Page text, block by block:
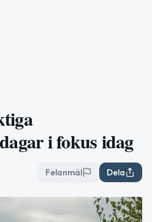
i fokus idag
Felanmäl Dela